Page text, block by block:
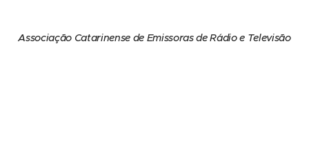
Associação Catarinense de Emissoras de Rádio e Televisão